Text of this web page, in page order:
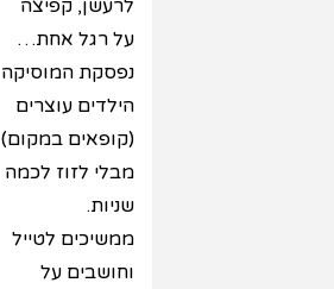
לרעשן, קפיצה
על רגל אחת…
נפסקת המוסיקה
הילדים עוצרים
(קופאים במקום)
מבלי לזוז לכמה
שניות.
ממשיכים לטייל
וחושבים על